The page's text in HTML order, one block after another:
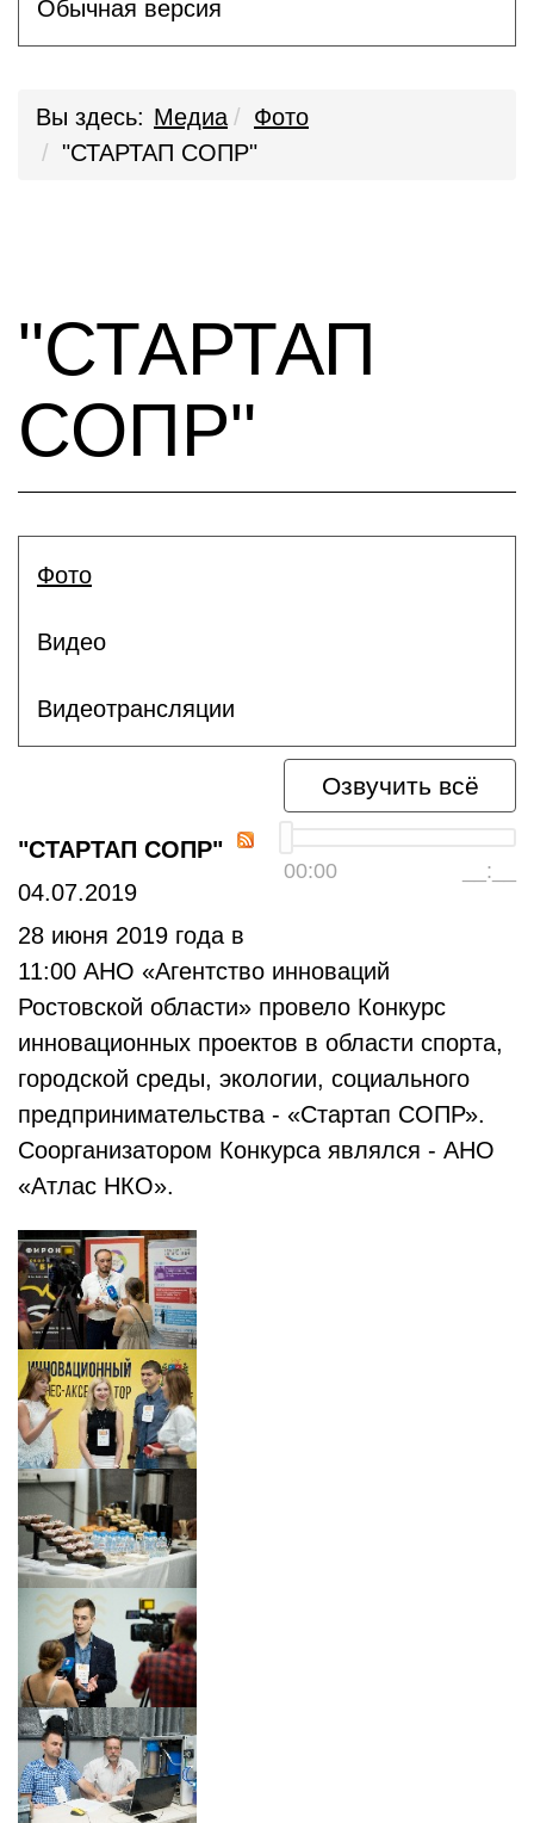
Обычная версия
Вы здесь: Медиа
Фото
"СТАРТАП СОПР"
"СТАРТАП
СОПР"
Фото
Видео
Видеотрансляции
Озвучить всё
00:00 __:__
"СТАРТАП СОПР"
04.07.2019
28 июня 2019 года в
11:00 АНО «Агентство инноваций
Ростовской области» провело Конкурс
инновационных проектов в области спорта,
городской среды, экологии, социального
предпринимательства - «Стартап СОПР».
Соорганизатором Конкурса являлся - АНО
«Атлас НКО».